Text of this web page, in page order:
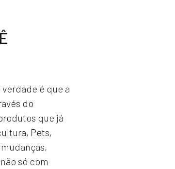
é que a
do
que já
Pets,
só com